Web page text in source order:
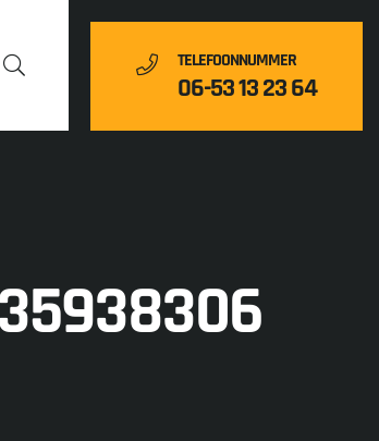
TELEFOONNUMMER
06-53 13 23 64